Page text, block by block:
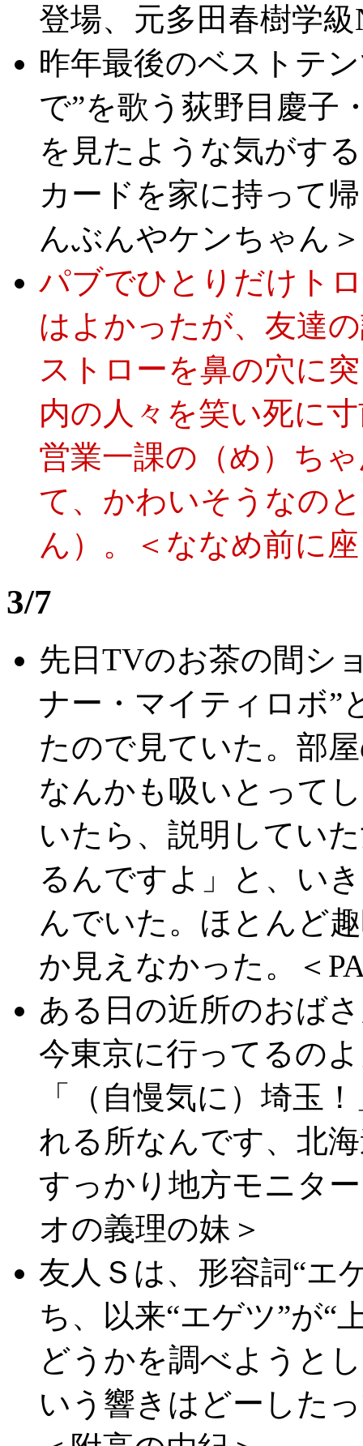
登場、元多田春樹学級
昨年最後のベストテ
で”を歌う荻野目慶子
を見たような気がす
カードを家に持って
んぶんやケンちゃん＞
パブでひとりだけト
はよかったが、友達
ストローを鼻の穴に
内の人々を笑い死に
営業一課の（め）ち
て、かわいそうなの
ん）。＜ななめ前に
3/7
先日TVのお茶の間シ
ナー・マイティロボ”
たので見ていた。部
なんかも吸いとって
いたら、説明してい
るんですよ」と、い
んでいた。ほとんど
か見えなかった。＜
ある日の近所のおば
今東京に行ってるの
「（自慢気に）埼玉
れる所なんです、北
すっかり地方モニタ
オの義理の妹＞
友人Ｓは、形容詞“エ
ち、以来“エゲツ”が“
どうかを調べようと
いう響きはどーした